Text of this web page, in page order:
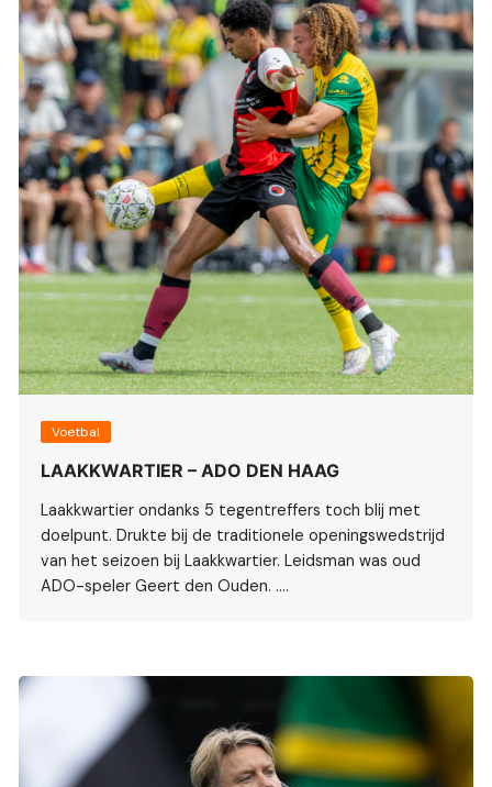
Voetbal
LAAKKWARTIER – ADO DEN HAAG
Laakkwartier ondanks 5 tegentreffers toch blij met
doelpunt. Drukte bij de traditionele openingswedstrijd
van het seizoen bij Laakkwartier. Leidsman was oud
ADO-speler Geert den Ouden. ….